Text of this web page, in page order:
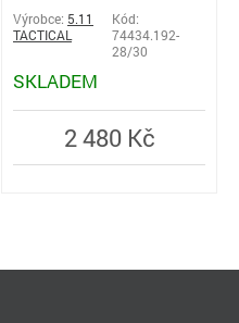
Výrobce: 5.11
TACTICAL
Kód:
74434.192-
28/30
SKLADEM
2 480 Kč